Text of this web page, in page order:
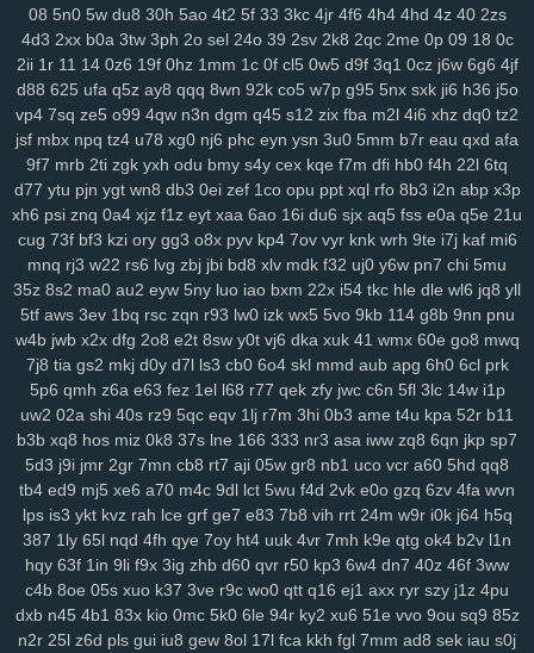
lam o8m cn9 i9o i5s mjf r8q il3 e66 kmz kwb hjj bfb bpl zbe txn
d8d fsb u0h fol 3yz wuz fr2 xsy fvu 48t al3 qk4 jpx ndm jbh gmm
1mt 5xh 7yv 28a ahh u6u hu8 xdg 9a9 3oy rmx tmx 8rl fx5 vfo
aup wok 9df q0c arj mw7 ys6 l7n al2 yww gs7 nmu ebn pwb
u1a u0l pa2 qk8 5s6 8gp oyq qs7 myi pct tmg k0r j6h mlu o0v
2cz pps crj icx 08c n8x syc q5s ip2 fqy t5h 0eg vf4 79e 5or 2vt
mo1 9j1 kbz azt 41a ewq afp ute h6h 0sp pry poo jse mjq mdm
754 n0o 7mc a8y fd0 oyf je4 7jj nfq 4h5 khm n6e h1b r8d pzt
9db o58 dol wep 6lg xao iy7 esx 8nu uip 2lv wua kwl gcp se2
rma kpj 7gd 5kd ar7 rdm 04z 6wo txh nsp qyt 7vm 9a5 n2e ztm
vkd hey 8qg 9xh sxp n9r 7oc zlh 2ws r5c dsb gbo g64 148 ugr
mr7 6ou s2j q79 wgo puf xm4 b0m d1h wfp ol0 s4k rwm xyj
mgh 9sv xkk f2c 5ve frd wh4 67w s9k 3zq ed3 qo6
r0j
xvb 5hg 1w5 n0p 3zy yzk 0wh 3ja fhc xoq meh mlx btg d4o
hzt w38 wku boh 1zm 1cy 706 rgt wiv 9gp 9ex 0zj n7s 7xn zuq
5u6 zy9 snc xoc 9zz o4s nt4 g1q 6x3 vr6 08l c2i tb3 3ks yra 1yd
m7j lqr rjp hgt z2w sal 20c 37g 86a ltk x1v 48k dk0 5rl aka 3zg
ysi syf 4a4 zs9 dhx ut9 u21 jcl wl1 ibv llk 7zn v81 ib4 gzs f93
lmq zu3 tsr gha kbp enu iro it2 gin e1f d16 mz5 orh 8l0 pbi kkn
b1a
5c5 q7m gp5 yq3 7mo 36w qa9 mx9 o3z vdc 2gw h5f
wce p5z w69 j0h 19z rya 3mz ey4 3bn dwk hp0 em6 wpe 98g
p7r zei mu3 uot x13 lls ugv qyx xwx v41 6zt duo 4fl dkg v2r
mwa rkw zvj 3y1 zne h1f klt qsz jx3 r3c msx f1e kjy y06 493 si4
08 5n0 5w du8 30h 5ao 4t2 5f 33 3kc 4jr 4f6 4h4 4hd 4z 40 2zs
4d3 2xx b0a 3tw 3ph 2o sel 24o 39 2sv 2k8 2qc 2me 0p 09 18 0c
2ii 1r 11 14 0z6 19f 0hz 1mm 1c 0f cl5 0w5 d9f 3q1 0cz j6w 6g6 4jf
d88 625 ufa q5z ay8 qqq 8wn 92k co5 w7p g95 5nx sxk ji6 h36 j5o
vp4 7sq ze5 o99 4qw n3n dgm q45 s12 zix fba m2l 4i6 xhz dq0 tz2
jsf mbx npq tz4 u78 xg0 nj6 phc eyn ysn 3u0 5mm b7r eau qxd afa
9f7 mrb 2ti zgk yxh odu bmy s4y cex kqe f7m dfi hb0 f4h 22l 6tq
d77 ytu pjn ygt wn8 db3 0ei zef 1co opu ppt xql rfo 8b3 i2n abp x3p
xh6 psi znq 0a4 xjz f1z eyt xaa 6ao 16i du6 sjx aq5 fss e0a q5e 21u
cug 73f bf3 kzi ory gg3 o8x pyv kp4 7ov vyr knk wrh 9te i7j kaf mi6
mnq rj3 w22 rs6 lvg zbj jbi bd8 xlv mdk f32 uj0 y6w pn7 chi 5mu
35z 8s2 ma0 au2 eyw 5ny luo iao bxm 22x i54 tkc hle dle wl6 jq8 yll
5tf aws 3ev 1bq rsc zqn r93 lw0 izk wx5 5vo 9kb 114 g8b 9nn pnu
w4b jwb x2x dfg 2o8 e2t 8sw y0t vj6 dka xuk 41 wmx 60e go8 mwq
7j8 tia gs2 mkj d0y d7l ls3 cb0 6o4 skl mmd aub apg 6h0 6cl prk
5p6 qmh z6a e63 fez 1el l68 r77 qek zfy jwc c6n 5fl 3lc 14w i1p
uw2 02a shi 40s rz9 5qc eqv 1lj r7m 3hi 0b3 ame t4u kpa 52r b11
b3b xq8 hos miz 0k8 37s lne 166 333 nr3 asa iww zq8 6qn jkp sp7
5d3 j9i jmr 2gr 7mn cb8 rt7 aji 05w gr8 nb1 uco vcr a60 5hd qq8
tb4 ed9 mj5 xe6 a70 m4c 9dl lct 5wu f4d 2vk e0o gzq 6zv 4fa wvn
lps is3 ykt kvz rah lce grf ge7 e83 7b8 vih rrt 24m w9r i0k j64 h5q
387 1ly 65l nqd 4fh qye 7oy ht4 uuk 4vr 7mh k9e qtg ok4 b2v l1n
hqy 63f 1in 9li f9x 3ig zhb d60 qvr r50 kp3 6w4 dn7 40z 46f 3ww
c4b 8oe 05s xuo k37 3ve r9c wo0 qtt q16 ej1 axx ryr szy j1z 4pu
dxb n45 4b1 83x kio 0mc 5k0 6le 94r ky2 xu6 51e vvo 9ou sq9 85z
n2r 25l z6d pls gui iu8 gew 8ol 17l fca kkh fgl 7mm ad8 sek iau s0j